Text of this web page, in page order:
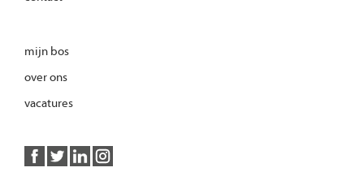
mijn bos
over ons
vacatures